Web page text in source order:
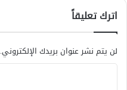
اترك تعليقاً
لن يتم نشر عنوان بريدك الإلكتروني.